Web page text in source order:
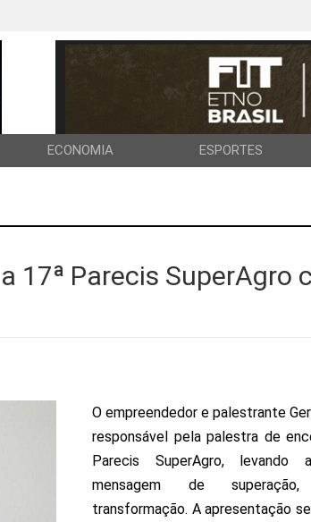
ECONOMIA ESPORTES
17ª Parecis SuperAgro
O empreendedor e palestrante
responsável pela palestra de
Parecis SuperAgro, levando
mensagem de
transformação. A apresentação